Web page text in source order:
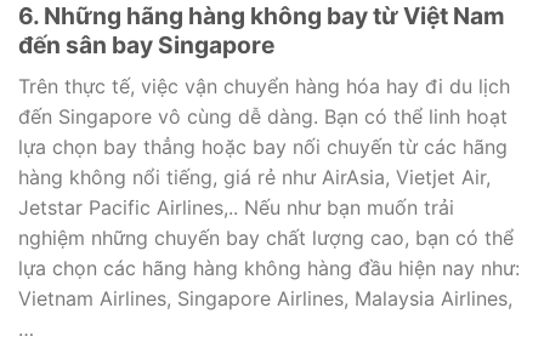
6. Những hãng hàng không bay từ Việt Nam
đến sân bay Singapore
Trên thực tế, việc vận chuyển hàng hóa hay đi du lịch
đến Singapore vô cùng dễ dàng. Bạn có thể linh hoạt
lựa chọn bay thẳng hoặc bay nối chuyến từ các hãng
hàng không nổi tiếng, giá rẻ như AirAsia, Vietjet Air,
Jetstar Pacific Airlines,.. Nếu như bạn muốn trải
nghiệm những chuyến bay chất lượng cao, bạn có thể
lựa chọn các hãng hàng không hàng đầu hiện nay như:
Vietnam Airlines, Singapore Airlines, Malaysia Airlines,
…